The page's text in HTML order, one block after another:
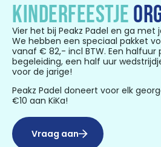
KINDERFEESTJE
Vier het bij Peakz Padel en ga met
We hebben een speciaal pakket
vanaf € 82,- incl BTW. Een
begeleiding, een half uur
voor de jarige!
Peakz Padel doneert voor elk
€10 aan KiKa!
Vraag aan